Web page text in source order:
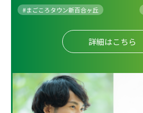
#まごころタウン新百合ヶ丘
詳細はこちら